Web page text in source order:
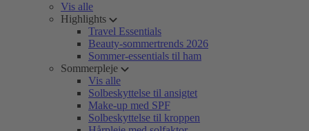
Vis alle
Highlights
Travel Essentials
Beauty-sommertrends 2026
Sommer-essentials til ham
Sommerpleje
Vis alle
Solbeskyttelse til ansigtet
Make-up med SPF
Solbeskyttelse til kroppen